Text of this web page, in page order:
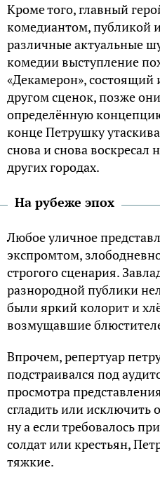
Кроме того, главный
комедиантом, публикой
различные актуальные
комедии выступление
«Декамерон», состоящий
другом сценок, позже
определённую
конце Петрушку
снова и снова воскресал
других городах.
На рубеже эпох
Любое уличное
экспромтом,
строгого сценария.
разнородной публики
были яркий колорит и
возмущавшие
Впрочем, репертуар
подстраивался под
просмотра
сгладить или исключить
ну а если требовалось
солдат или крестьян,
тяжкие.